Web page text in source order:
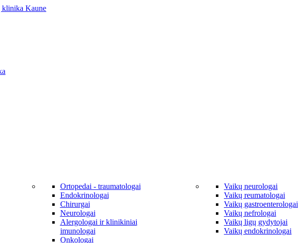
Ortopedai - traumatologai
Endokrinologai
Chirurgai
Neurologai
Alergologai ir klinikiniai
imunologai
Onkologai
Vaikų neurologai
Vaikų reumatologai
Vaikų gastroenterologai
Vaikų nefrologai
Vaikų ligų gydytojai
Vaikų endokrinologai